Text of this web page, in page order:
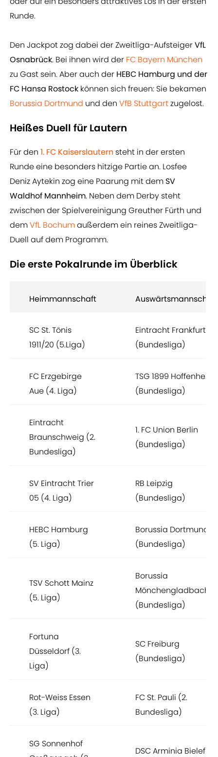
Runde.
Den Jackpot zog dabei der Zweitliga-AufsteigerVfL
Osnabrück. Bei ihnen wird der FC Bayern München
zu Gast sein. Aber auch der HEBC Hamburg und der
FC Hansa Rostock können sich freuen: Sie bekamen
Borussia Dortmund und den VfB Stuttgartzugelost.
Heißes Duell für Lautern
Für den 1. FC Kaiserslautern steht in der ersten
Runde eine besonders hitzige Partie an. Losfee
Deniz Aytekin zog eine Paarung mit dem SV
Waldhof Mannheim. Neben dem Derby steht
zwischen der Spielvereinigung Greuther Fürth und
demVfL Bochumaußerdem ein reines Zweitliga-
Duell auf dem Programm.
Die erste Pokalrunde im Überblick
Heimmannschaft Auswärtsmannschaft
SC St. Tönis
1911/20 (5.Liga)
Eintracht Frankfurt
(Bundesliga)
FC Erzgebirge
Aue (4. Liga)
TSG 1899 Hoffenheim
(Bundesliga)
Eintracht
Braunschweig (2.
Bundesliga)
1. FC Union Berlin
(Bundesliga)
SV Eintracht Trier
05 (4. Liga)
RB Leipzig
(Bundesliga)
HEBC Hamburg
(5. Liga)
Borussia Dortmund
(Bundesliga)
TSV Schott Mainz
(5. Liga)
Borussia
Mönchengladbach
(Bundesliga)
Fortuna
Düsseldorf (3.
Liga)
SC Freiburg
(Bundesliga)
Rot-Weiss Essen
(3. Liga)
FC St. Pauli (2.
Bundesliga)
SG Sonnenhof
DSC Arminia Bielefeld